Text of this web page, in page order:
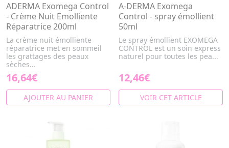
ADERMA Exomega Control
- Crème Nuit Emolliente
Réparatrice 200ml
La crème nuit émolliente
réparatrice met en sommeil
les grattages des peaux
sèches...
16,64€
AJOUTER AU PANIER
A-DERMA Exomega
Control - spray émollient
50ml
Le spray émollient EXOMEGA
CONTROL est un soin express
naturel pour toutes les pea...
12,46€
VOIR CET ARTICLE